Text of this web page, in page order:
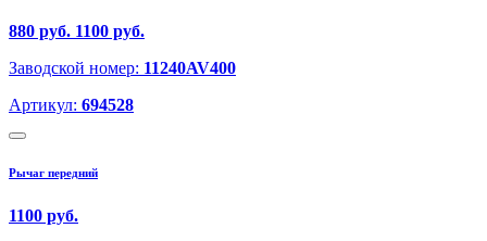
880 руб. 1100 руб.
Заводской номер: 11240AV400
Артикул: 694528
Рычаг передний
1100 руб.